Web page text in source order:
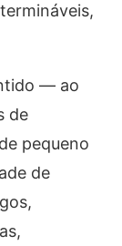
— ao
de
pequeno
de